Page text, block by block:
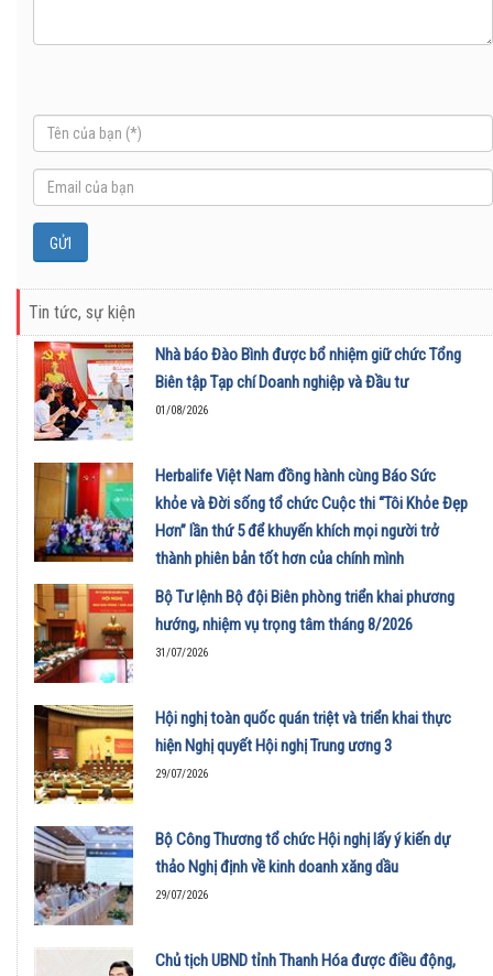
Tin tức, sự kiện
Nhà báo Đào Bình được bổ nhiệm giữ chức Tổng
Biên tập Tạp chí Doanh nghiệp và Đầu tư
01/08/2026
Herbalife Việt Nam đồng hành cùng Báo Sức
khỏe và Đời sống tổ chức Cuộc thi “Tôi Khỏe Đẹp
Hơn” lần thứ 5 để khuyến khích mọi người trở
thành phiên bản tốt hơn của chính mình
01/08/2026
Bộ Tư lệnh Bộ đội Biên phòng triển khai phương
hướng, nhiệm vụ trọng tâm tháng 8/2026
31/07/2026
Hội nghị toàn quốc quán triệt và triển khai thực
hiện Nghị quyết Hội nghị Trung ương 3
29/07/2026
Bộ Công Thương tổ chức Hội nghị lấy ý kiến dự
thảo Nghị định về kinh doanh xăng dầu
29/07/2026
Chủ tịch UBND tỉnh Thanh Hóa được điều động,